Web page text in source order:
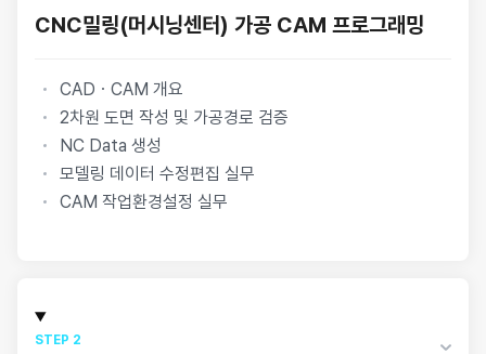
CNC밀링(머시닝센터) 가공 CAM 프로그래밍
CADㆍCAM 개요
2차원 도면 작성 및 가공경로 검증
NC Data 생성
모델링 데이터 수정편집 실무
CAM 작업환경설정 실무
STEP 2